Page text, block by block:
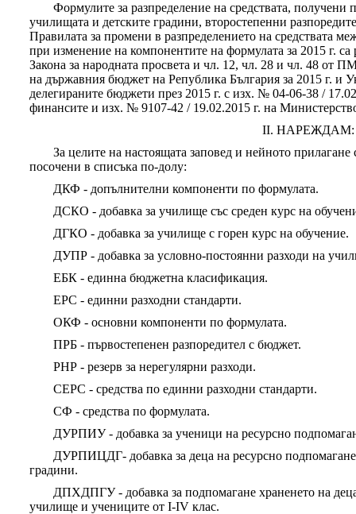
Формулите за разпределение на средствата,
училищата и детските градини, второстепенни
Правилата за промени в разпределението на средствата
при изменение на компонентите на формулата за 2015 г. са
Закона за народната просвета и чл. 12, чл. 28 и чл. 48 от
на държавния бюджет на Република България за 2015 г. и
делегираните бюджети през 2015 г. с изх. № 04-06-38 /
финансите и изх. № 9107-42 / 19.02.2015 г. на
ІІ. НАРЕЖДАМ:
За целите на настоящата заповед и нейното
посочени в списъка по-долу:
ДКФ - допълнителни компоненти по формулата.
ДСКО - добавка за училище със среден курс на
ДГКО - добавка за училище с горен курс на обучение.
ДУПР - добавка за условно-постоянни разходи на
ЕБК - единна бюджетна класификация.
ЕРС - единни разходни стандарти.
ОКФ - основни компоненти по формулата.
ПРБ - първостепенен разпоредител с бюджет.
РНР - резерв за нерегулярни разходи.
СЕРС - средства по единни разходни стандарти.
СФ - средства по формулата.
ДУРПИУ - добавка за ученици на ресурсно
ДУРПИЦДГ- добавка за деца на ресурсно
градини.
ДПХДПГУ - добавка за подпомагане храненето на
училище и учениците от I-IV клас.